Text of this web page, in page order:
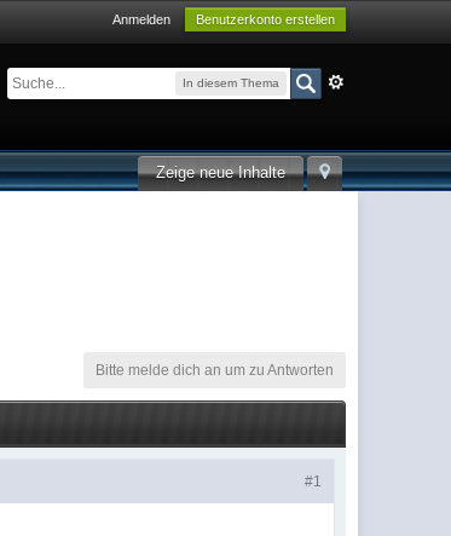
Anmelden Benutzerkonto erstellen
In diesem Thema
Zeige neue Inhalte
Bitte melde dich an um zu Antworten
#1